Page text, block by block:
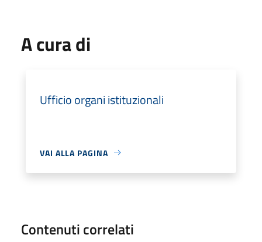
A cura di
Ufficio organi istituzionali
VAI ALLA PAGINA
Contenuti correlati